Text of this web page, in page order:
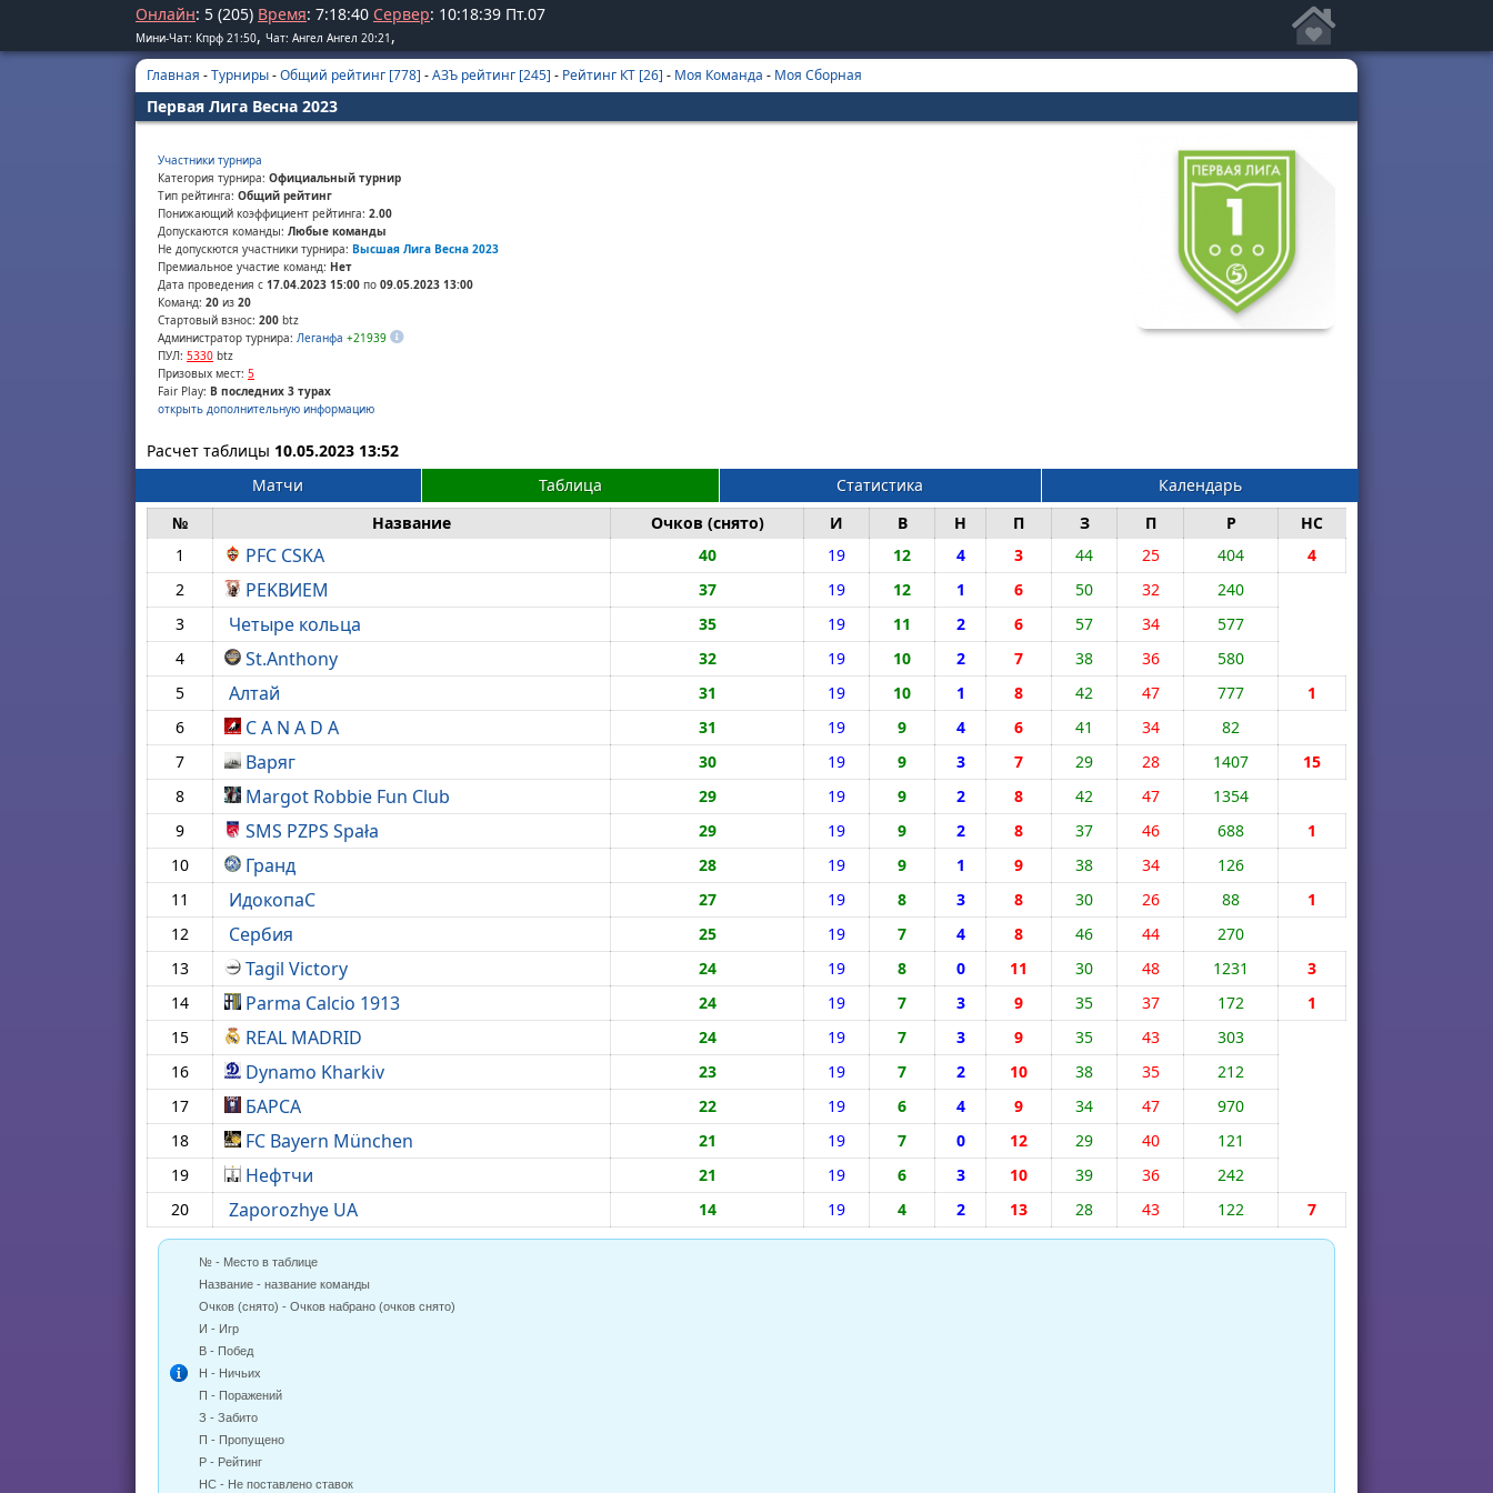
Онлайн: 5 (205) Время: 7:18:40 Сервер: 10:18:39 Пт.07
Мини-Чат: Кпрф 21:50, Чат: Ангел Ангел 20:21 ,
Главная -Турниры-Общий рейтинг [778] -АЗЪ рейтинг [245] - Рейтинг КТ [26] - Моя Команда - Моя Сборная
Первая Лига Весна 2023
Участники турнира
Категория турнира: Официальный турнир
Тип рейтинга: Общий рейтинг
Понижающий коэффициент рейтинга: 2.00
Допускаются команды: Любые команды
Не допускются участники турнира: Высшая Лига Весна 2023
Премиальное участие команд: Нет
Дата проведения с 17.04.2023 15:00 по 09.05.2023 13:00
Команд: 20 из 20
Стартовый взнос: 200 btz
Администратор турнира: Леганфа +21939
ПУЛ: 5330 btz
Призовых мест: 5
Fair Play: В последних 3 турах
открыть дополнительную информацию
Расчет таблицы 10.05.2023 13:52
Матчи
Таблица Статистика
Календарь
№
Название Очков (снято) И В Н П З П Р
НС
1
PFC CSKA 40 19 12 4 3 44 25 404
4
2
PEKBИЕМ 37 19 12 1 6 50 32
240
3
Четыре кольца 35 19 11 2 6 57 34
577
4
St.Anthony 32 19 10 2 7 38 36
580
5
Алтай 31 19 10 1 8 42 47 777
1
6
C A N A D A 31 19 9 4 6 41 34
82
7
Варяг 30 19 9 3 7 29 28 1407
15
8
Margot Robbie Fun Club 29 19 9 2 8 42 47
1354
9
SMS PZPS Spała 29 19 9 2 8 37 46 688
1
10
Гранд 28 19 9 1 9 38 34
126
11
ИдокопаС 27 19 8 3 8 30 26 88
1
12
Сербия 25 19 7 4 8 46 44
270
13
Tagil Victory 24 19 8 0 11 30 48 1231
3
14
Parma Calcio 1913 24 19 7 3 9 35 37 172
1
15
REAL MADRID 24 19 7 3 9 35 43
303
16
Dynamo Kharkiv 23 19 7 2 10 38 35
212
17
БАРСА 22 19 6 4 9 34 47
970
18
FC Bayern München 21 19 7 0 12 29 40
121
19
Нефтчи 21 19 6 3 10 39 36
242
20
Zaporozhye UA 14 19 4 2 13 28 43 122 7
№ - Место в таблице
Название - название команды
Очков (снято) - Очков набрано (очков снято)
И - Игр
В - Побед
Н - Ничьих
П - Поражений
З - Забито
П - Пропущено
Р - Рейтинг
НС - Не поставлено ставок